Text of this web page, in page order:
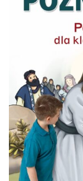
ŻORACH
WŚRÓD